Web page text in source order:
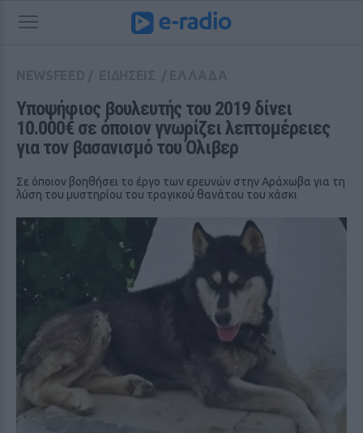
Υποψήφιος βουλευτής του 2019 δίνει
10.000€ σε όποιον γνωρίζει λεπτομέρειες
για τον βασανισμό του Όλιβερ
Σε όποιον βοηθήσει το έργο των ερευνών στην Αράχωβα για τη
λύση του μυστηρίου του τραγικού θανάτου του χάσκι